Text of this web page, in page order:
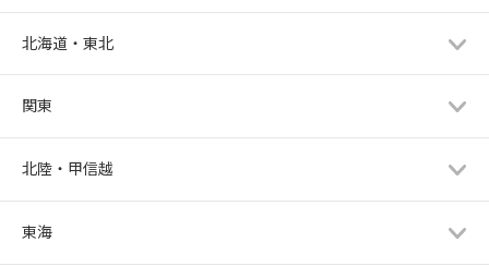
北海道・東北
関東
北陸・甲信越
東海